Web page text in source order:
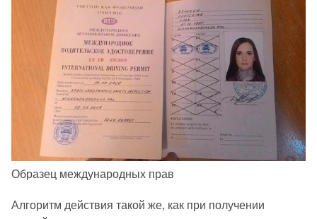
Образец международных прав
Алгоритм действия такой же, как при получении